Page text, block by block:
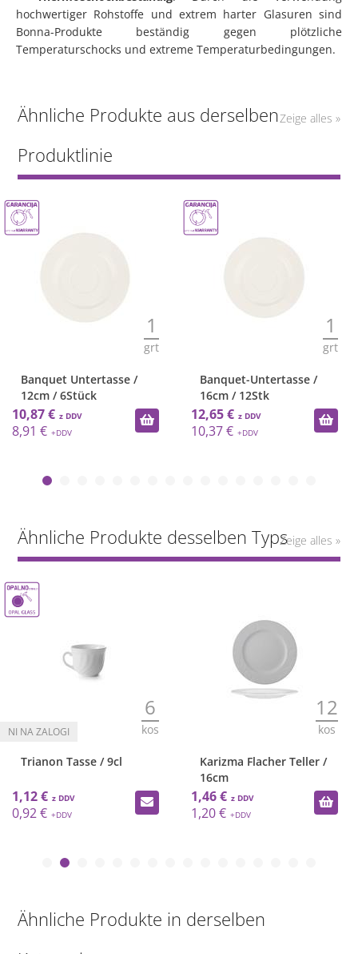
hochwertiger Rohstoffe und extrem harter Glasuren sind
Bonna-Produkte beständig gegen plötzliche
Temperaturschocks und extreme Temperaturbedingungen.
Ähnliche Produkte aus derselben
Produktlinie
Zeige alles »
1
grt
Banquet Untertasse /
12cm / 6Stück
10,87 €
8,91 €
1
grt
Banquet-Untertasse /
16cm / 12Stk
12,65 €
10,37 €
Ähnliche Produkte desselben TypsZeige alles »
6
kos
Trianon Tasse / 9cl
1,12 €
0,92 €
12
kos
Karizma Flacher Teller /
16cm
1,46 €
1,20 €
Ähnliche Produkte in derselben